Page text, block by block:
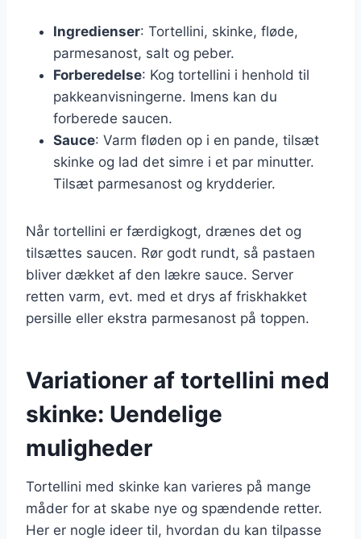
Ingredienser: Tortellini, skinke, fløde,
parmesanost, salt og peber.
Forberedelse: Kog tortellini i henhold til
pakkeanvisningerne. Imens kan du
forberede saucen.
Sauce: Varm fløden op i en pande, tilsæt
skinke og lad det simre i et par minutter.
Tilsæt parmesanost og krydderier.
Når tortellini er færdigkogt, drænes det og
tilsættes saucen. Rør godt rundt, så pastaen
bliver dækket af den lækre sauce. Server
retten varm, evt. med et drys af friskhakket
persille eller ekstra parmesanost på toppen.
Variationer af tortellini med
skinke: Uendelige
muligheder
Tortellini med skinke kan varieres på mange
måder for at skabe nye og spændende retter.
Her er nogle ideer til, hvordan du kan tilpasse